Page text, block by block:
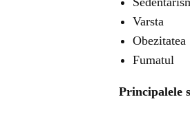
Varsta
Obezitatea
Fumatul
Principalele